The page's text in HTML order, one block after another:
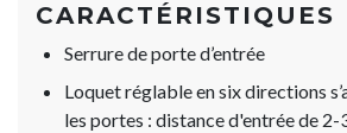
CARACTÉRISTIQUES
Serrure de porte d’entrée
Loquet réglable en six directions
les portes : distance d'entrée de